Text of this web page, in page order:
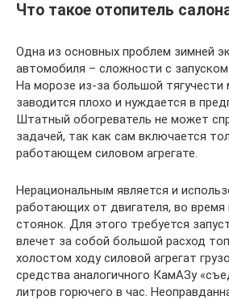
Что такое отопитель
Одна из основных проблем зимней
автомобиля – сложности с запуском
На морозе из-за большой тягучести
заводится плохо и нуждается в
Штатный обогреватель не может
задачей, так как сам включается
работающем силовом агрегате.
Нерациональным является и
работающих от двигателя, во
стоянок. Для этого требуется
влечет за собой большой расход
холостом ходу силовой агрегат
средства аналогичного КамАЗу
литров горючего в час.